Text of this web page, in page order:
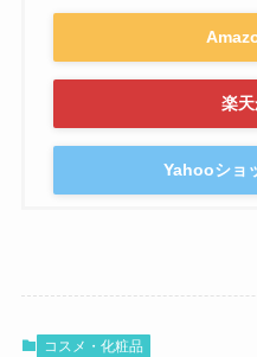
楽
Yahooショ
コスメ・化粧品